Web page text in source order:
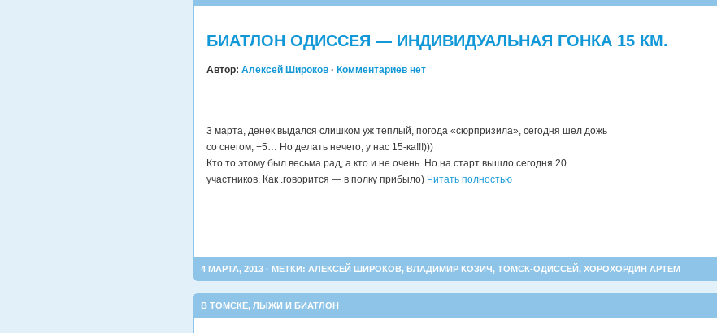
БИАТЛОН ОДИССЕЯ — ИНДИВИДУАЛЬНАЯ ГОНКА 15 КМ.
Автор: Алексей Широков · Комментариев нет
3 марта, денек выдался слишком уж теплый, погода «сюрпризила», сегодня шел дожь
со снегом, +5… Но делать нечего, у нас 15-ка!!!)))
Кто то этому был весьма рад, а кто и не очень. Но на старт вышло сегодня 20
участников. Как .говорится — в полку прибыло) Читать полностью
4 МАРТА, 2013 · МЕТКИ: АЛЕКСЕЙ ШИРОКОВ, ВЛАДИМИР КОЗИЧ, ТОМСК-ОДИССЕЙ, ХОРОХОРДИН АРТЕМ
В ТОМСКЕ, ЛЫЖИ И БИАТЛОН